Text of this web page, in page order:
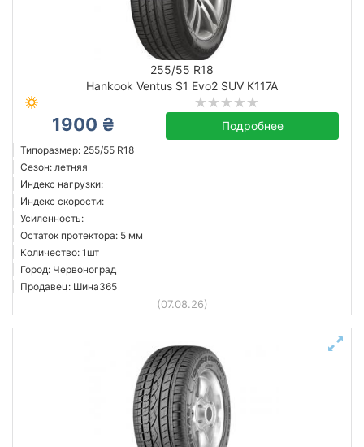
255/55 R18
Hankook Ventus S1 Evo2 SUV K117A
1900 ₴ Подробнее
Типоразмер: 255/55 R18
Сезон: летняя
Индекс нагрузки:
Индекс скорости:
Усиленность:
Остаток протектора: 5 мм
Количество: 1шт
Город: Червоноград
Продавец: Шина365
(07.08.26)